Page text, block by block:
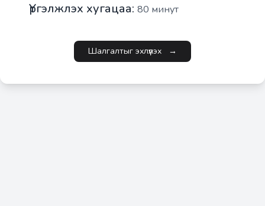
Үргэлжлэх хугацаа: 80 минут
Шалгалтыг эхлүүлэх →